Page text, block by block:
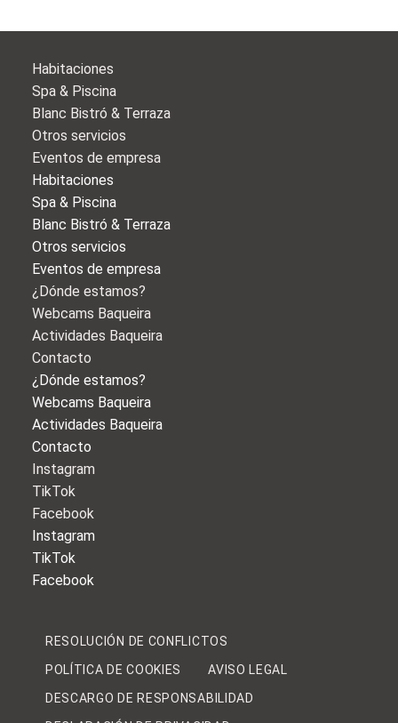
Habitaciones
Spa & Piscina
Blanc Bistró & Terraza
Otros servicios
Eventos de empresa
Habitaciones
Spa & Piscina
Blanc Bistró & Terraza
Otros servicios
Eventos de empresa
¿Dónde estamos?
Webcams Baqueira
Actividades Baqueira
Contacto
¿Dónde estamos?
Webcams Baqueira
Actividades Baqueira
Contacto
Instagram
TikTok
Facebook
Instagram
TikTok
Facebook
RESOLUCIÓN DE CONFLICTOS
POLÍTICA DE COOKIES
AVISO LEGAL
DESCARGO DE RESPONSABILIDAD